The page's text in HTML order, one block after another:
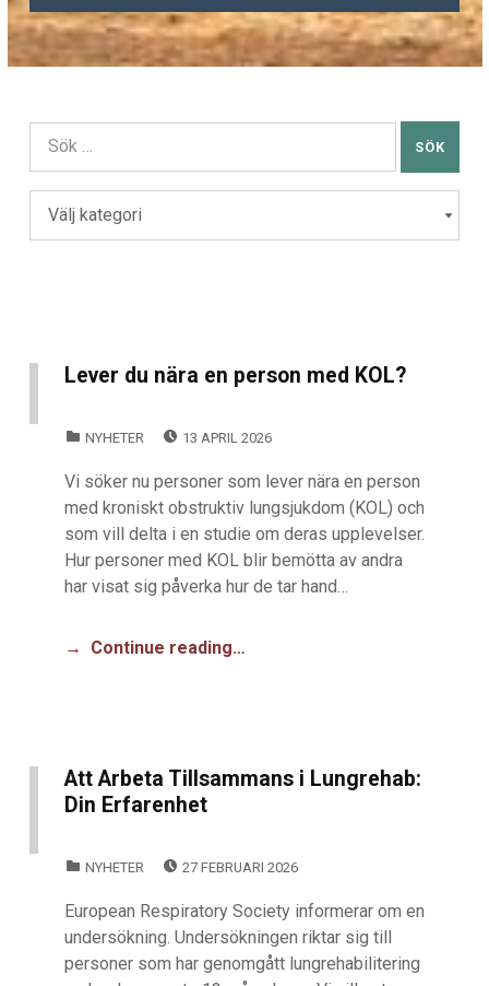
Sök efter:
KATEGORIER
Kategorier
Lever du nära en person med KOL?
NYHETER
13 APRIL 2026
Vi söker nu personer som lever nära en person
med kroniskt obstruktiv lungsjukdom (KOL) och
som vill delta i en studie om deras upplevelser.
Hur personer med KOL blir bemötta av andra
har visat sig påverka hur de tar hand…
Continue reading…
Att Arbeta Tillsammans i Lungrehab:
Din Erfarenhet
NYHETER
27 FEBRUARI 2026
European Respiratory Society informerar om en
undersökning. Undersökningen riktar sig till
personer som har genomgått lungrehabilitering